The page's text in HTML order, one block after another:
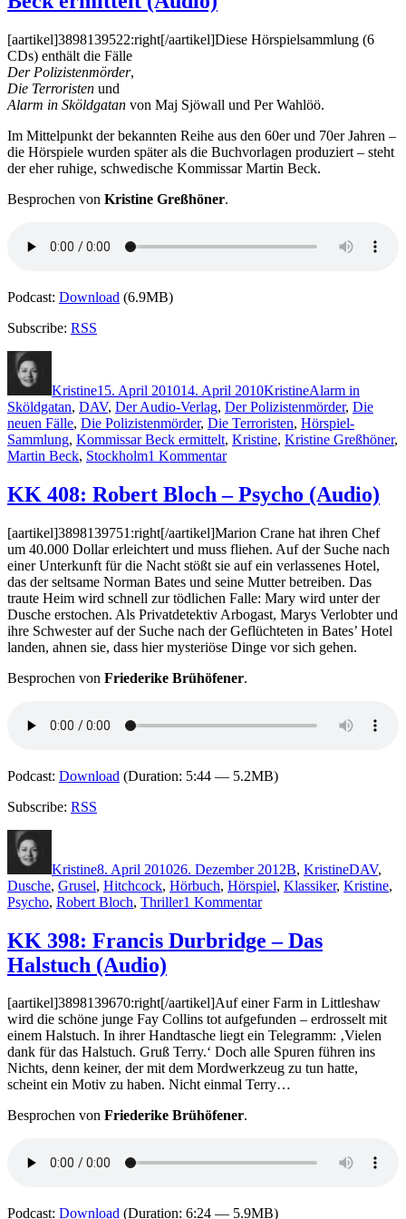
Befleckt
(Audio)
[aartikel]3898139522:right[/aartikel]Diese Hörspielsammlung (6
CDs) enthält die Fälle
Der Polizistenmörder,
Die Terroristen und
Alarm in Sköldgatan von Maj Sjöwall und Per Wahlöö.
Im Mittelpunkt der bekannten Reihe aus den 60er und 70er Jahren –
die Hörspiele wurden später als die Buchvorlagen produziert – steht
der eher ruhige, schwedische Kommissar Martin Beck.
Besprochen von Kristine Greßhöner.
Podcast: Download (6.9MB)
Subscribe: RSS
Kristine15. April 201014. April 2010KristineAlarm in
Sköldgatan, DAV, Der Audio-Verlag, Der Polizistenmörder, Die
neuen Fälle, Die Polizistenmörder, Die Terroristen, Hörspiel-
Sammlung, Kommissar Beck ermittelt, Kristine, Kristine Greßhöner,
Martin Beck, Stockholm1 Kommentarzu
415:
Die
Fälle.
Kommissar
Beck
ermittelt
(Audio)
KK 408: Robert Bloch – Psycho (Audio)
[aartikel]3898139751:right[/aartikel]Marion Crane hat ihren Chef
um 40.000 Dollar erleichtert und muss fliehen. Auf der Suche nach
einer Unterkunft für die Nacht stößt sie auf ein verlassenes Hotel,
das der seltsame Norman Bates und seine Mutter betreiben. Das
traute Heim wird schnell zur tödlichen Falle: Mary wird unter der
Dusche erstochen. Als Privatdetektiv Arbogast, Marys Verlobter und
ihre Schwester auf der Suche nach der Geflüchteten in Bates’ Hotel
landen, ahnen sie, dass hier mysteriöse Dinge vor sich gehen.
Besprochen von Friederike Brühöfener.
Podcast: Download (Duration: 5:44 — 5.2MB)
Subscribe: RSS
Kristine8. April 201026. Dezember 2012B, KristineDAV,
Dusche, Grusel, Hitchcock, Hörbuch, Hörspiel, Klassiker, Kristine,
Psycho, Robert Bloch, Thriller1 Kommentarzu
Robert
Psycho
(Audio)
KK 398: Francis Durbridge – Das
Halstuch (Audio)
[aartikel]3898139670:right[/aartikel]Auf einer Farm in Littleshaw
wird die schöne junge Fay Collins tot aufgefunden – erdrosselt mit
einem Halstuch. In ihrer Handtasche liegt ein Telegramm: ‚Vielen
dank für das Halstuch. Gruß Terry.‘ Doch alle Spuren führen ins
Nichts, denn keiner, der mit dem Mordwerkzeug zu tun hatte,
scheint ein Motiv zu haben. Nicht einmal Terry…
Besprochen von Friederike Brühöfener.
Podcast: Download (Duration: 6:24 — 5.9MB)